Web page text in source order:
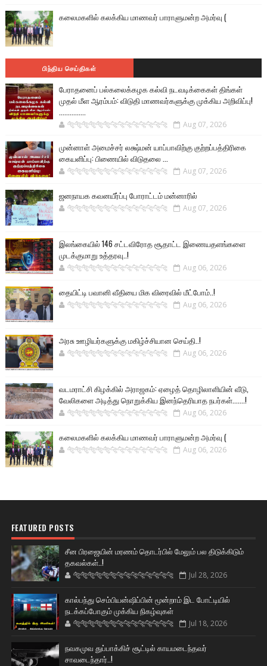
கலைமகளில் கலக்கிய மாணவர் பாராளுமன்ற அமர்வு (
பிந்திய செய்திகள்
பேராதனைப் பல்கலைக்கழக கல்வி நடவடிக்கைகள் திங்கள்
முதல் மீள ஆரம்பம்: விடுதி மாணவர்களுக்கு முக்கிய அறிவிப்பு!
...............
🐅🐅🐅🐅🐅🐅🐆🐆🐆🐆🐆🐆🐆🐆 Aug 07, 2026
முன்னாள் அமைச்சர் லக்ஷ்மன் யாப்பாவிற்கு குற்றப்பத்திரிகை
கையளிப்பு: பிணையில் விடுதலை ...
🐅🐅🐅🐅🐅🐅🐆🐆🐆🐆🐆🐆🐆🐆 Aug 07, 2026
ஜனநாயக கவனயீர்ப்பு போராட்டம் மன்னாரில்
🐅🐅🐅🐅🐅🐅🐆🐆🐆🐆🐆🐆🐆🐆 Aug 07, 2026
இலங்கையில் 146 சட்டவிரோத சூதாட்ட இணையதளங்களை
முடக்குமாறு உத்தரவு..!
🐅🐅🐅🐅🐅🐅🐆🐆🐆🐆🐆🐆🐆🐆 Aug 06, 2026
தையிட்டி பவானி வீதியை மிக விரைவில் மீட்போம்..!
🐅🐅🐅🐅🐅🐅🐆🐆🐆🐆🐆🐆🐆🐆 Aug 06, 2026
அரசு ஊழியர்களுக்கு மகிழ்ச்சியான செய்தி..!
🐅🐅🐅🐅🐅🐅🐆🐆🐆🐆🐆🐆🐆🐆 Aug 06, 2026
வடமராட்சி கிழக்கில் அராஜகம்: ஏழைத் தொழிலாளியின் வீடு,
வேலிகளை அடித்து நொறுக்கிய இனந்தெரியாத நபர்கள்.......!
🐅🐅🐅🐅🐅🐅🐆🐆🐆🐆🐆🐆🐆🐆 Aug 06, 2026
கலைமகளில் கலக்கிய மாணவர் பாராளுமன்ற அமர்வு (
🐅🐅🐅🐅🐅🐅🐆🐆🐆🐆🐆🐆🐆🐆 Aug 06, 2026
FEATURED POSTS
சீன பிரஜையின் மரணம் தொடர்பில் மேலும் பல திடுக்கிடும்
தகவல்கள்..!
🐅🐅🐅🐅🐅🐅🐆🐆🐆🐆🐆🐆🐆🐆 Jul 28, 2026
கால்பந்து செம்பியன்ஷிப்பின் மூன்றாம் இட போட்டியில்
நடக்கப்போகும் முக்கிய நிகழ்வுகள்
🐅🐅🐅🐅🐅🐅🐆🐆🐆🐆🐆🐆🐆🐆 Jul 18, 2026
நவகமுவ துப்பாக்கிச் சூட்டில் காயமடைந்தவர்
சாவடைந்தார்..!